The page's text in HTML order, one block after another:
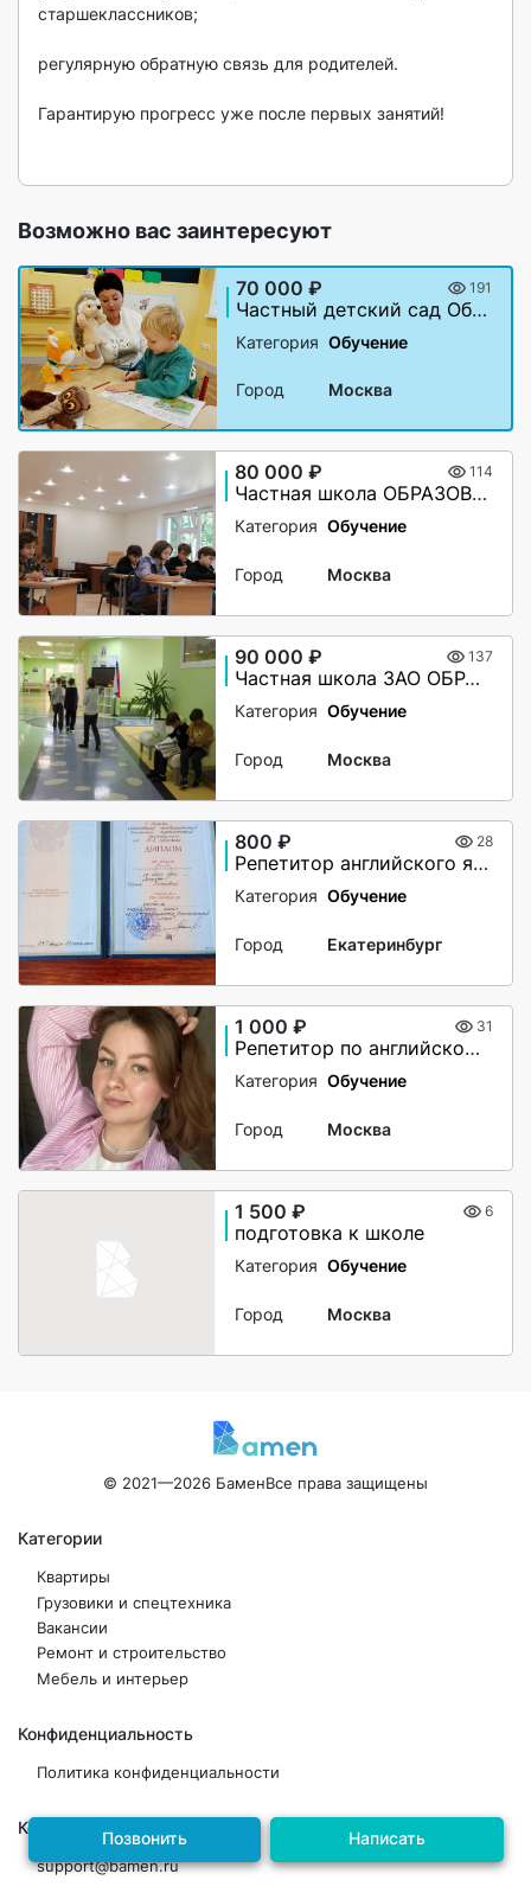
старшеклассников;
регулярную обратную связь для родителей.
Гарантирую прогресс уже после первых занятий!
Возможно вас заинтересуют
70 000 ₽ 191
Частный детский сад Образование Плюс I
Категория Обучение
Город Москва
80 000 ₽ 114
Частная школа ОБРАЗОВАНИЕ ПЛЮС...I
Категория Обучение
Город Москва
90 000 ₽ 137
Частная школа ЗАО ОБРАЗОВАНИЕ ПЛЮС...I
Категория Обучение
Город Москва
800 ₽ 28
Репетитор английского языка
Категория Обучение
Город Екатеринбург
1 000 ₽ 31
Репетитор по английскому языку
Категория Обучение
Город Москва
1 500 ₽ 6
подготовка к школе
Категория Обучение
Город Москва
Позвонить Написать
© 2021—2026 БаменВсе права защищены
Категории
Квартиры
Грузовики и спецтехника
Вакансии
Ремонт и строительство
Мебель и интерьер
Конфиденциальность
Политика конфиденциальности
Контакты
support@bamen.ru